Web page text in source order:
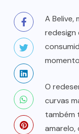
A
redesign
O
curvas
também
amarelo,